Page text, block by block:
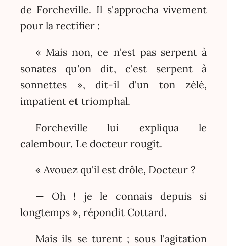
de Forcheville. Il s'approcha vivement
pour la rectifier :
« Mais non, ce n'est pas serpent à
sonates qu'on dit, c'est serpent à
sonnettes », dit-il d'un ton zélé,
impatient et triomphal.
Forcheville lui expliqua le
calembour. Le docteur rougit.
« Avouez qu'il est drôle, Docteur ?
— Oh ! je le connais depuis si
longtemps », répondit Cottard.
Mais ils se turent ; sous l'agitation